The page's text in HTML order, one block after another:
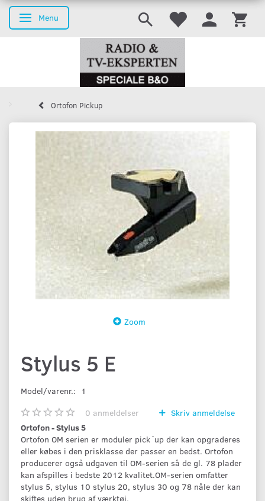
Skifte navigation
Menu
Ortofon Pickup
Zoom
Stylus 5 E
Model/varenr.:
1
0 anmeldelser
Skriv anmeldelse
Ortofon - Stylus 5
Ortofon OM serien er moduler pick´up der kan opgraderes
eller købes i den prisklasse der passer en bedst. Ortofon
producerer også udgaven til OM-serien så de gl. 78 plader
kan afspilles i bedste 2012 kvalitet.OM-serien omfatter
stylus 5, stylus 10 stylus 20, stylus 30 og 78 nåle der kan
skiftes uden brug af værktøj.